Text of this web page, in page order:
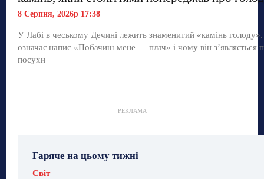
8 Серпня, 2026р 17:38
У Лабі в чеському Дечині лежить знаменитий «камінь
означає напис «Побачиш мене — плач» і чому він з’являється
посухи
РЕКЛАМА
Гаряче на цьому тижні
Світ